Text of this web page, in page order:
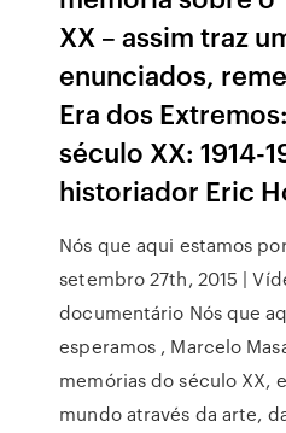
XX – assim traz
enunciados,
Era dos
século XX: 1914-
historiador Eric
Nós que aqui estamos
setembro 27th, 2015 |
documentário Nós que
esperamos , Marcelo
memórias do século XX,
mundo através da arte,